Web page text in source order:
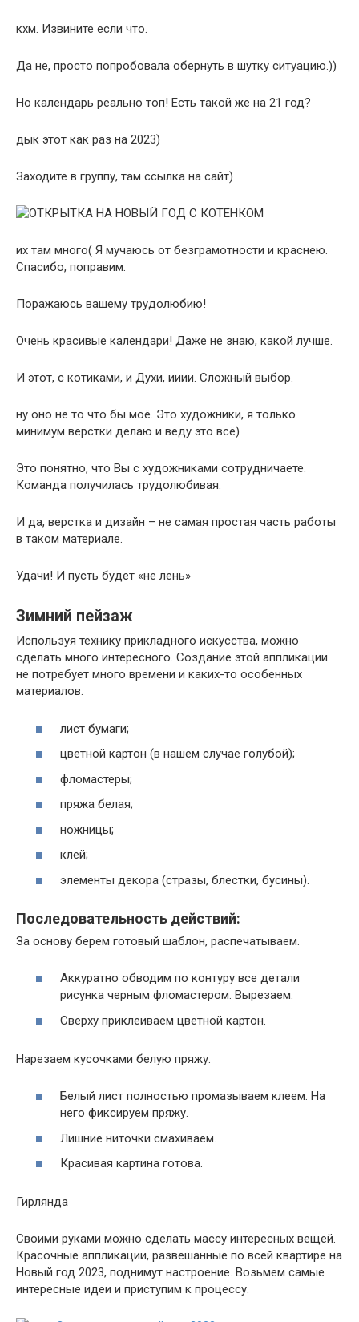
кхм. Извините если что.
Да не, просто попробовала обернуть в шутку ситуацию.))
Но календарь реально топ! Есть такой же на 21 год?
дык этот как раз на 2023)
Заходите в группу, там ссылка на сайт)
их там много( Я мучаюсь от безграмотности и краснею.
Спасибо, поправим.
Поражаюсь вашему трудолюбию!
Очень красивые календари! Даже не знаю, какой лучше.
И этот, с котиками, и Духи, ииии. Сложный выбор.
ну оно не то что бы моё. Это художники, я только
минимум верстки делаю и веду это всё)
Это понятно, что Вы с художниками сотрудничаете.
Команда получилась трудолюбивая.
И да, верстка и дизайн – не самая простая часть работы
в таком материале.
Удачи! И пусть будет «не лень»
Зимний пейзаж
Используя технику прикладного искусства, можно
сделать много интересного. Создание этой аппликации
не потребует много времени и каких-то особенных
материалов.
лист бумаги;
цветной картон (в нашем случае голубой);
фломастеры;
пряжа белая;
ножницы;
клей;
элементы декора (стразы, блестки, бусины).
Последовательность действий:
За основу берем готовый шаблон, распечатываем.
Аккуратно обводим по контуру все детали
рисунка черным фломастером. Вырезаем.
Сверху приклеиваем цветной картон.
Нарезаем кусочками белую пряжу.
Белый лист полностью промазываем клеем. На
него фиксируем пряжу.
Лишние ниточки смахиваем.
Красивая картина готова.
Гирлянда
Своими руками можно сделать массу интересных вещей.
Красочные аппликации, развешанные по всей квартире на
Новый год 2023, поднимут настроение. Возьмем самые
интересные идеи и приступим к процессу.